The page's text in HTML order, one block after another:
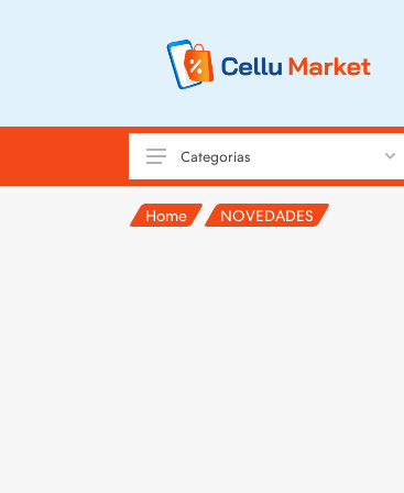
Categorias
Home NOVEDADES